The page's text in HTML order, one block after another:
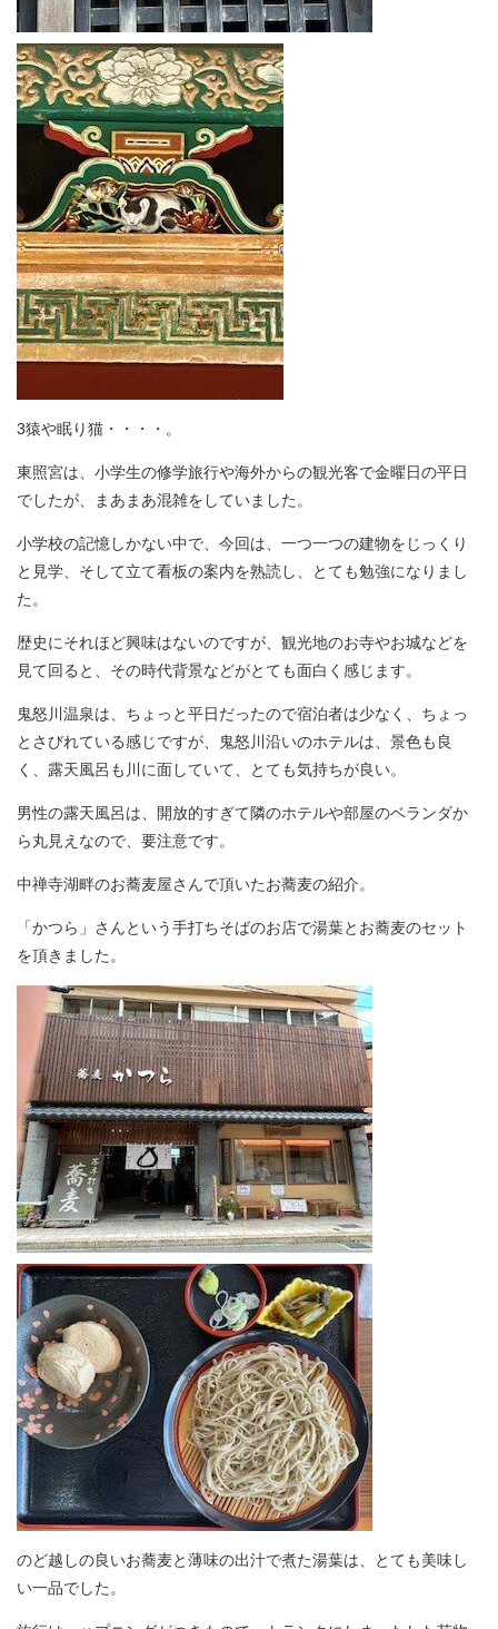
3猿や眠り猫・・・・。
東照宮は、小学生の修学旅行や海外からの観光客で金曜日の平日
でしたが、まあまあ混雑をしていました。
小学校の記憶しかない中で、今回は、一つ一つの建物をじっくり
と見学、そして立て看板の案内を熟読し、とても勉強になりまし
た。
歴史にそれほど興味はないのですが、観光地のお寺やお城などを
見て回ると、その時代背景などがとても面白く感じます。
鬼怒川温泉は、ちょっと平日だったので宿泊者は少なく、ちょっ
とさびれている感じですが、鬼怒川沿いのホテルは、景色も良
く、露天風呂も川に面していて、とても気持ちが良い。
男性の露天風呂は、開放的すぎて隣のホテルや部屋のベランダか
ら丸見えなので、要注意です。
中禅寺湖畔のお蕎麦屋さんで頂いたお蕎麦の紹介。
「かつら」さんという手打ちそばのお店で湯葉とお蕎麦のセット
を頂きました。
のど越しの良いお蕎麦と薄味の出汁で煮た湯葉は、とても美味し
い一品でした。